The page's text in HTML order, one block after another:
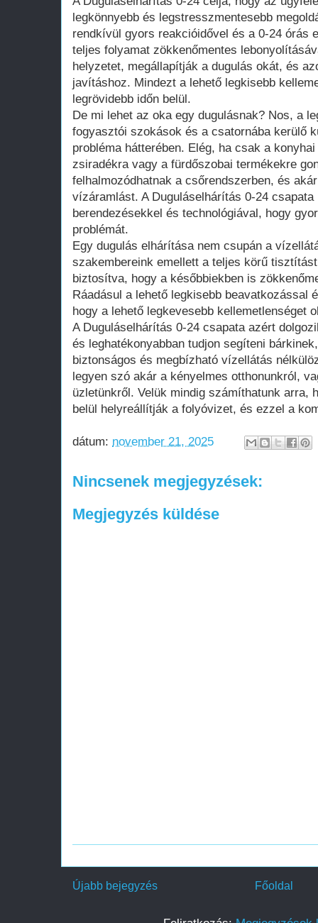
legkönnyebb és legstresszmentesebb
rendkívül gyors reakcióidővel és a 0-24 órás
teljes folyamat zökkenőmentes
helyzetet, megállapítják a dugulás okát, és
javításhoz. Mindezt a lehető legkisebb
legrövidebb időn belül.
De mi lehet az oka egy dugulásnak? Nos, a
fogyasztói szokások és a csatornába kerülő
probléma hátterében. Elég, ha csak a
zsiradékra vagy a fürdőszobai termékekre
felhalmozódhatnak a csőrendszerben, és
vízáramlást. A Duguláselhárítás 0-24
berendezésekkel és technológiával, hogy
problémát.
Egy dugulás elhárítása nem csupán a
szakembereink emellett a teljes körű
biztosítva, hogy a későbbiekben is
Ráadásul a lehető legkisebb beavatkozással
hogy a lehető legkevesebb kellemetlenséget
A Duguláselhárítás 0-24 csapata azért
és leghatékonyabban tudjon segíteni
biztonságos és megbízható vízellátás
legyen szó akár a kényelmes otthonunkról,
üzletünkről. Velük mindig számíthatunk arra,
belül helyreállítják a folyóvizet, és ezzel a
dátum: november 21, 2025
Nincsenek megjegyzések:
Megjegyzés küldése
Újabb bejegyzés Főoldal